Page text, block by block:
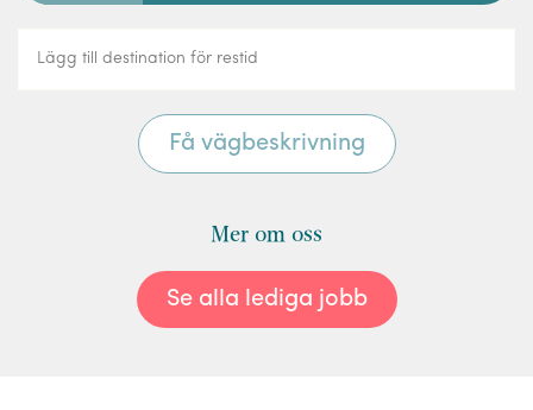
Mer om oss
Se alla lediga jobb